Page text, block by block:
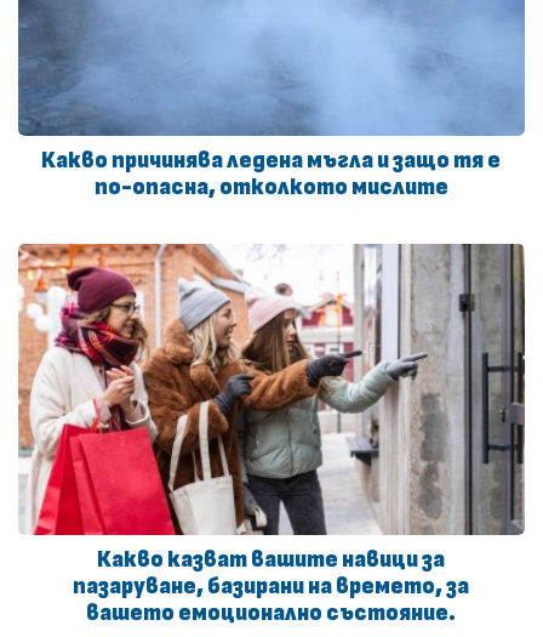
Какво причинява ледена мъгла и защо тя е
по-опасна, отколкото мислите
Какво казват вашите навици за
пазаруване, базирани на времето, за
вашето емоционално състояние.